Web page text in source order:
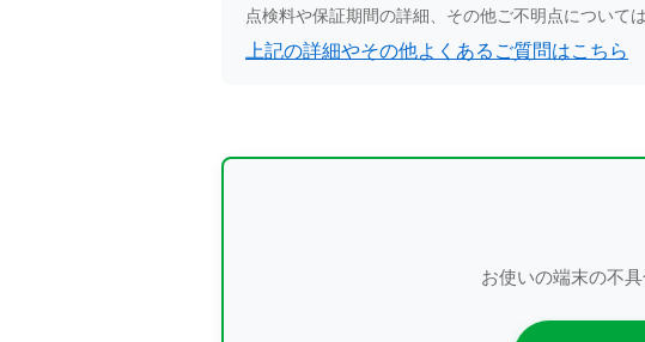
点検料や保証期間の詳細、その他ご不明点について
上記の詳細やその他よくあるご質問はこちら
お使いの端末の不